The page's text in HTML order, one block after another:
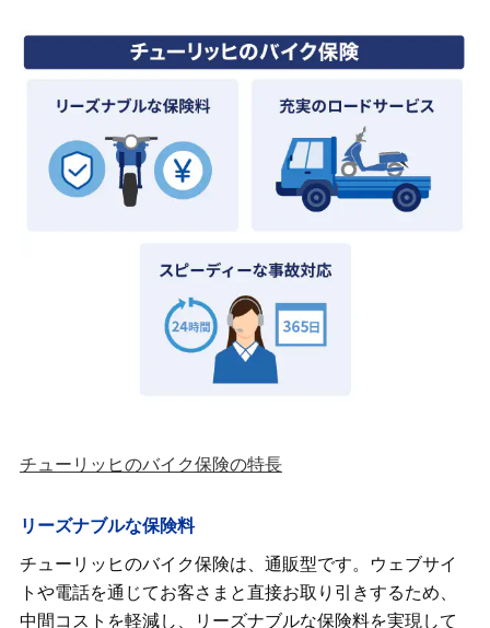
チューリッヒのバイク保険の特長
リーズナブルな保険料
チューリッヒのバイク保険は、通販型です。ウェブサイ
トや電話を通じてお客さまと直接お取り引きするため、
中間コストを軽減し、リーズナブルな保険料を実現して